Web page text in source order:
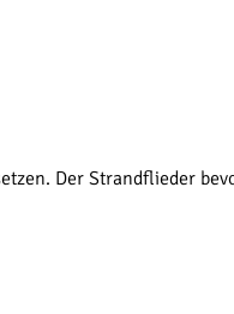
Der Strandflieder